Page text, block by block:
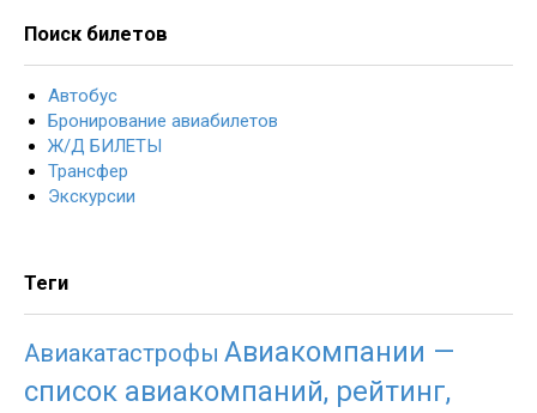
Поиск билетов
Автобус
Бронирование авиабилетов
Ж/Д БИЛЕТЫ
Трансфер
Экскурсии
Теги
Авиакатастрофы Авиакомпании —
список авиакомпаний, рейтинг,